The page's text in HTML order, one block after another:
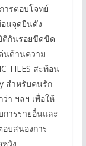
รตอบโจทย์
นจุดยืนดัง
ติกันรอยขีดขีด
นด้านความ
TILES สะท้อน
สำหรับคนรัก
า ฯลฯ เพื่อให้
การรายอื่นและ
บสนองการ
วัง